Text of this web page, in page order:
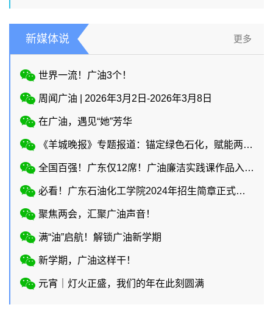
新媒体说 更多
世界一流！广油3个！
周闻广油 | 2026年3月2日-2026年3月8日
在广油，遇见“她”芳华
《羊城晚报》专题报道：锚定绿色石化，赋能两业协同
全国百强！广东仅12席！广油廉洁实践课作品入选教育部廉洁教育系列活动！
必看！广东石油化工学院2024年招生简章正式上线
聚焦两会，汇聚广油声音！
满“油”启航！解锁广油新学期
新学期，广油这样干！
元宵｜灯火正盛，我们的年在此刻圆满